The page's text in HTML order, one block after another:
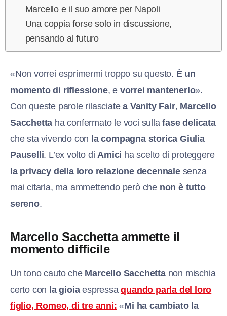
Marcello e il suo amore per Napoli
Una coppia forse solo in discussione,
pensando al futuro
«Non vorrei esprimermi troppo su questo. È un
momento di riflessione, e vorrei mantenerlo».
Con queste parole rilasciatea Vanity Fair, Marcello
Sacchetta ha confermato le voci sullafase delicata
che sta vivendo con la compagna storica Giulia
Pauselli. L’ex volto di Amici ha scelto di proteggere
la privacy della loro relazione decennale senza
mai citarla, ma ammettendo però che non è tutto
sereno.
Marcello Sacchetta ammette il
momento difficile
Un tono cauto che Marcello Sacchettanon mischia
certo con la gioiaespressaquando parla del loro
figlio, Romeo, di tre anni: «Mi ha cambiato la